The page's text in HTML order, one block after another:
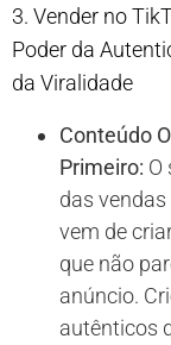
3. Vender no
Poder da
da Viralidade
Conteúdo
Primeiro: O
das
vem de
que não
anúncio.
autênticos